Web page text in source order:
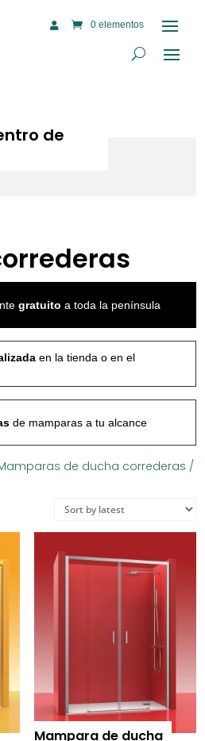
0 elementos

de
gratuito a toda la península
en la tienda o en el
de mamparas a tu alcance
de ducha correderas /
Mampara de ducha